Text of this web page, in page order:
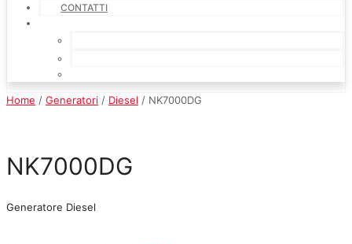
CONTATTI
Home / Generatori / Diesel / NK7000DG
NK7000DG
Generatore Diesel